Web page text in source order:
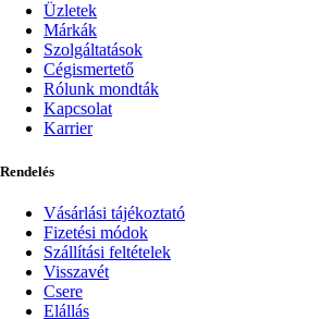
Üzletek
Márkák
Szolgáltatások
Cégismertető
Rólunk mondták
Kapcsolat
Karrier
Rendelés
Vásárlási tájékoztató
Fizetési módok
Szállítási feltételek
Visszavét
Csere
Elállás